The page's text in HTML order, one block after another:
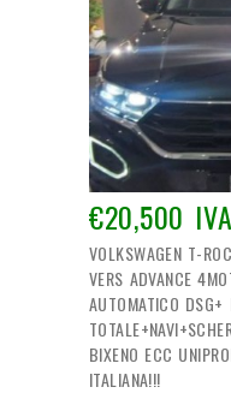
€20,500
VOLKSWAGEN T-
VERS ADVANCE
AUTOMATICO DSG+
BIXENO ECC
ITALIANA!!!